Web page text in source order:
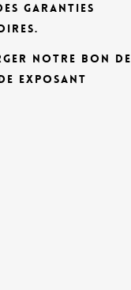
GARANTIES
NOTRE BON DE
EXPOSANT